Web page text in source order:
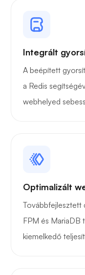
Integrált
A beépített
a Redis
webhelyed
Optimalizált
Továbbfejlesztett
FPM és MariaDB
kiemelkedő